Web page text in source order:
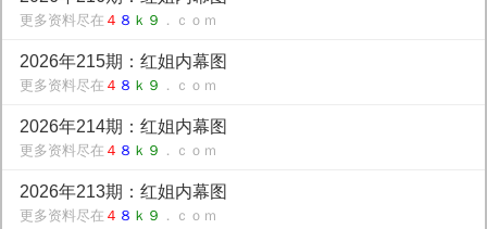
更多资料尽在 ４ ８ ｋ９ ．ｃｏｍ
2026年215期：红姐内幕图
更多资料尽在 ４ ８ ｋ９ ．ｃｏｍ
2026年214期：红姐内幕图
更多资料尽在 ４ ８ ｋ９ ．ｃｏｍ
2026年213期：红姐内幕图
更多资料尽在 ４ ８ ｋ９ ．ｃｏｍ